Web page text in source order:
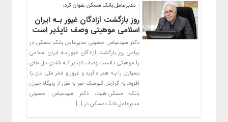
مدیرعامل بانک مسکن عنوان کرد:
روز بازگشت آزادگان غیور بـه ایران
اسلامی موهبتی وصف‌ ناپذیر است
دکتر سیدعباس حسینی مدیرعامل بانک مسکن در
پیامی روز بازگشت آزادگان غیور بـه ایران اسلامی
را موهبتی دانست وصف‌ ناپذیر کـه شادی دل های‌
بسیاری را بـه همراه آورد و غرور و فخر ملی مان را
افزود. به گزارش کیوسک خبر به نقل از پایگاه خبری
بانک مسکن-هیبنا، دکتر سیدعباس حسینی
مدیرعامل بانک مسکن در […]